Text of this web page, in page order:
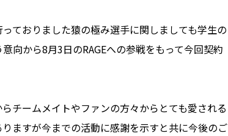
ておりました猿の極み選手に関しましても学生の
向から8月3日のRAGEへの参戦をもって今回契約
チームメイトやファンの方々からとても愛される
ますが今までの活動に感謝を示すと共に今後のご